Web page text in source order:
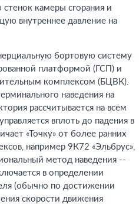
камеры сгорания и
внутреннее давление на
бортовую систему
платформой (ГСП) и
комплексом (БЦВК).
наведения на
рассчитывается на всём
вплоть до падения в
«Точку» от более ранних
например 9К72 «Эльбрус»,
метод наведения --
в определении
(обычно по достижении
скорости движения